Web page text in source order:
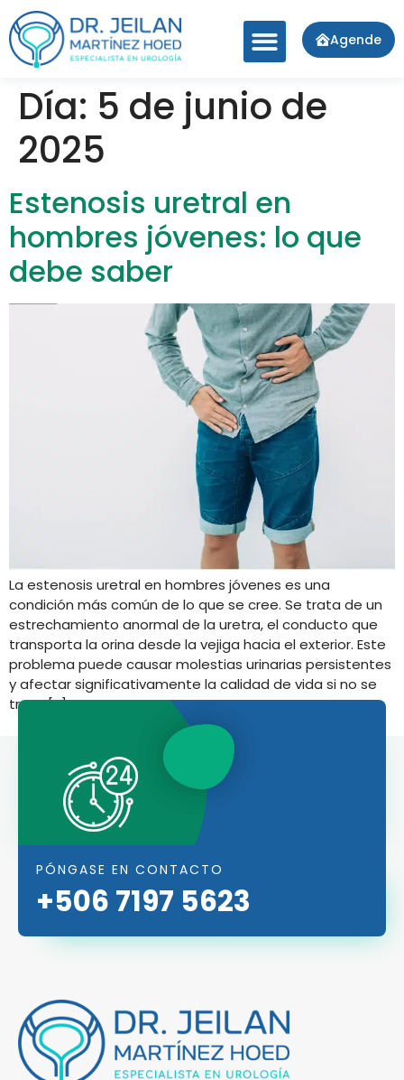
Agende
Día: 5 de junio de
2025
Estenosis uretral en
hombres jóvenes: lo que
debe saber
La estenosis uretral en hombres jóvenes es una
condición más común de lo que se cree. Se trata de un
estrechamiento anormal de la uretra, el conducto que
transporta la orina desde la vejiga hacia el exterior. Este
problema puede causar molestias urinarias persistentes
y afectar significativamente la calidad de vida si no se
trata […]
PÓNGASE EN CONTACTO
+506 7197 5623